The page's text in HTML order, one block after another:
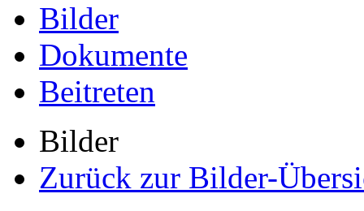
Bilder
Dokumente
Beitreten
Bilder
Zurück zur Bilder-